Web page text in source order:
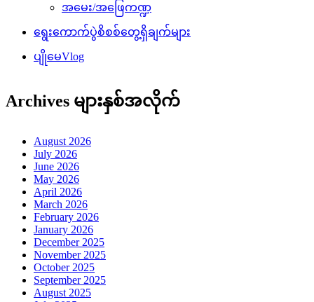
အမေး/အဖြေကဏ္ဍ
ရွေးကောက်ပွဲစိစစ်တွေ့ရှိချက်များ
ပျိုမေVlog
Archives များနှစ်အလိုက်
August 2026
July 2026
June 2026
May 2026
April 2026
March 2026
February 2026
January 2026
December 2025
November 2025
October 2025
September 2025
August 2025